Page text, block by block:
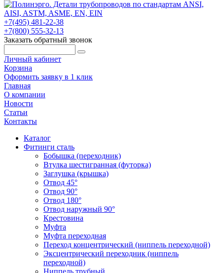
+7(495) 481-22-38
+7(800) 555-32-13
Заказать обратный звонок
Личный кабинет
Корзина
Оформить заявку в 1 клик
Главная
О компании
Новости
Статьи
Контакты
Каталог
Фитинги сталь
Бобышка (переходник)
Втулка шестигранная (футорка)
Заглушка (крышка)
Отвод 45°
Отвод 90°
Отвод 180°
Отвод наружный 90°
Крестовина
Муфта
Муфта переходная
Переход концентрический (ниппель переходной)
Эксцентрический переходник (ниппель
переходной)
Ниппель трубный